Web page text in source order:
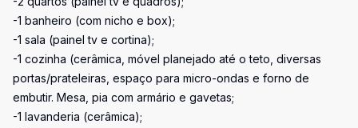
-1 banheiro (com nicho e box);
-1 sala (painel tv e cortina);
-1 cozinha (cerâmica, móvel planejado até o teto, diversas
portas/prateleiras, espaço para micro-ondas e forno de
embutir. Mesa, pia com armário e gavetas;
-1 lavanderia (cerâmica);